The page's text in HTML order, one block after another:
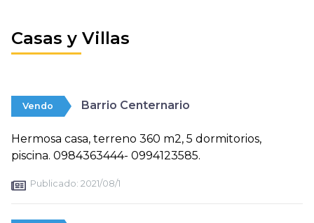
Casas y Villas
Vendo Barrio Centernario
Hermosa casa, terreno 360 m2, 5 dormitorios,
piscina. 0984363444- 0994123585.
Publicado: 2021/08/1